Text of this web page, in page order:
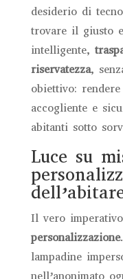
desiderio di
trovare il giusto
intelligente,
riservatezza,
obiettivo:
accogliente e
abitanti sotto
Luce su
Il vero
personalizzazione
lampadine
nell’anonimato